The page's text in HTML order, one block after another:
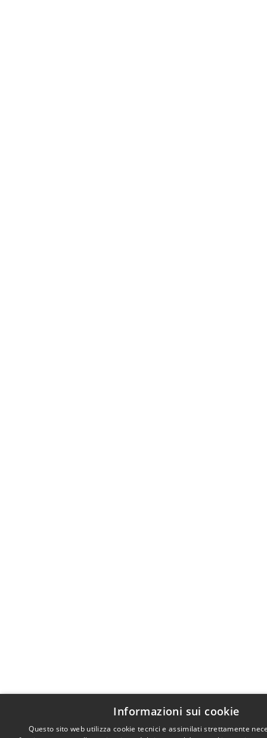
Informazioni sui cookie
Questo sito web utilizza cookie tecnici e assimilati strettamente